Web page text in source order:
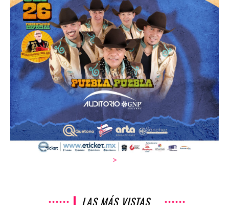
>
LAS MÁS VISTAS